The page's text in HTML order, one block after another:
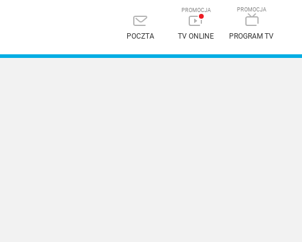
POCZTA TV ONLINE PROGRAM TV